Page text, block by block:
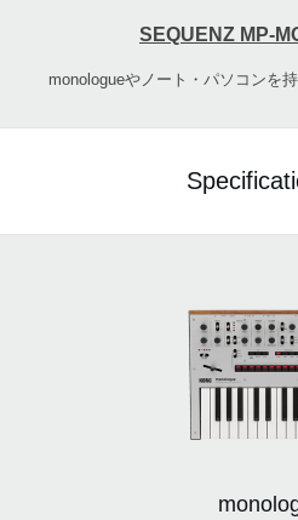
SEQUENZ MP-
monologueやノート・パソコンを